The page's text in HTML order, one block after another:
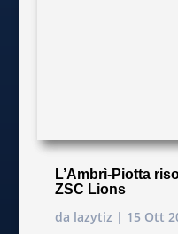
L’Ambrì-Piotta
ZSC Lions
da lazytiz | 15 Ott